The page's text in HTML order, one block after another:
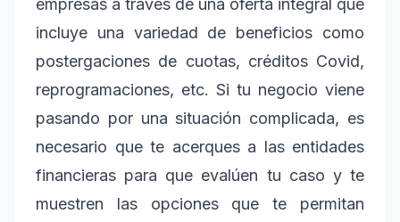
empresas a través de una oferta integral que
incluye una variedad de beneficios como
postergaciones de cuotas, créditos Covid,
reprogramaciones, etc. Si tu negocio viene
pasando por una situación complicada, es
necesario que te acerques a las entidades
financieras para que evalúen tu caso y te
muestren las opciones que te permitan